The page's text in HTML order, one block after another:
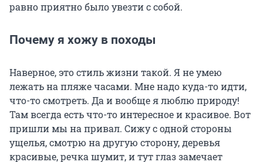
равно приятно было увезти с собой.
Почему я хожу в походы
Наверное, это стиль жизни такой. Я не умею
лежать на пляже часами. Мне надо куда-то идти,
что-то смотреть. Да и вообще я люблю природу!
Там всегда есть что-то интересное и красивое. Вот
пришли мы на привал. Сижу с одной стороны
ущелья, смотрю на другую сторону, деревья
красивые, речка шумит, и тут глаз замечает